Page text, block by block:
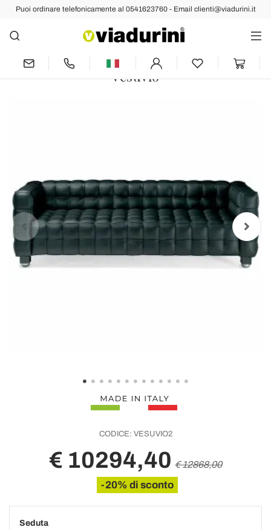
Puoi ordinare telefonicamente al 0541623760 - Email clienti@viadurini.it
Indietro Prec Succ
Divano 3 Posti in Pelle Effetto
Trapuntato Made in Italy di Qualità -
Vesuvio
CODICE: VESUVIO2
€ 10294,40 € 12868,00
-20% di sconto
Seduta